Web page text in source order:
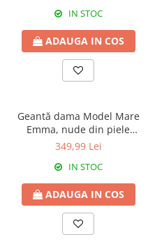
IN STOC
ADAUGA IN COS
Geantă dama Model Mare
Emma, nude din piele
naturală 8008
349,99 Lei
IN STOC
ADAUGA IN COS